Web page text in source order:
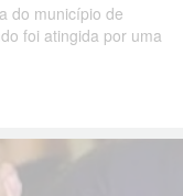
do município de
foi atingida por uma